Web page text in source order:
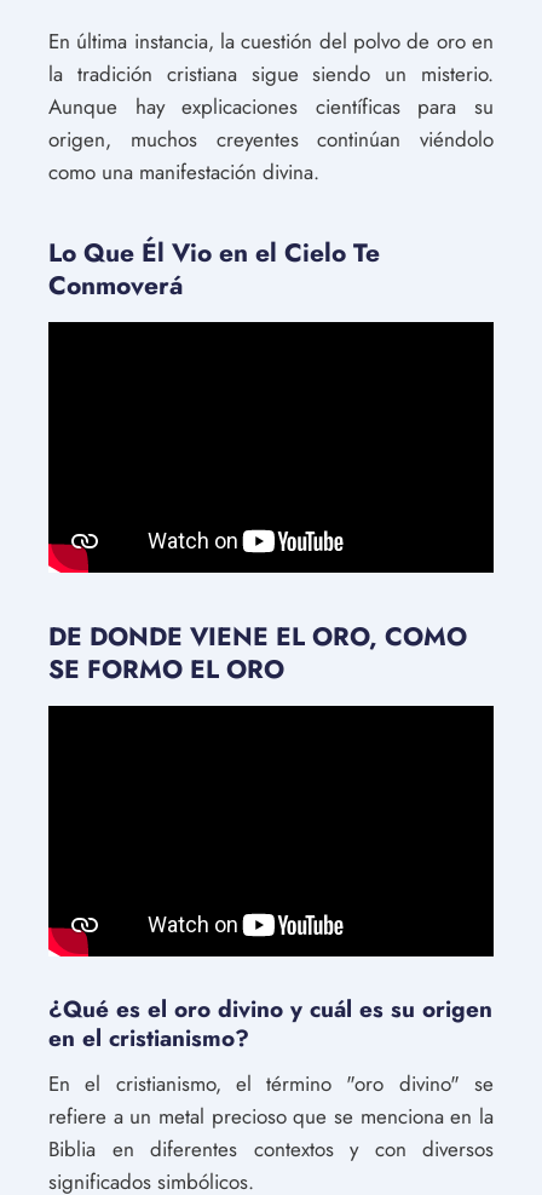
En última instancia, la cuestión del polvo de oro en
la tradición cristiana sigue siendo un misterio.
Aunque hay explicaciones científicas para su
origen, muchos creyentes continúan viéndolo
como una manifestación divina.
Lo Que Él Vio en el Cielo Te
Conmoverá
DE DONDE VIENE EL ORO, COMO
SE FORMO EL ORO
¿Qué es el oro divino y cuál es su origen
en el cristianismo?
En el cristianismo, el término "oro divino" se
refiere a un metal precioso que se menciona en la
Biblia en diferentes contextos y con diversos
significados simbólicos.